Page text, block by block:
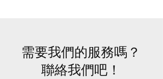
​需要我們的服務嗎？
聯絡我們吧！